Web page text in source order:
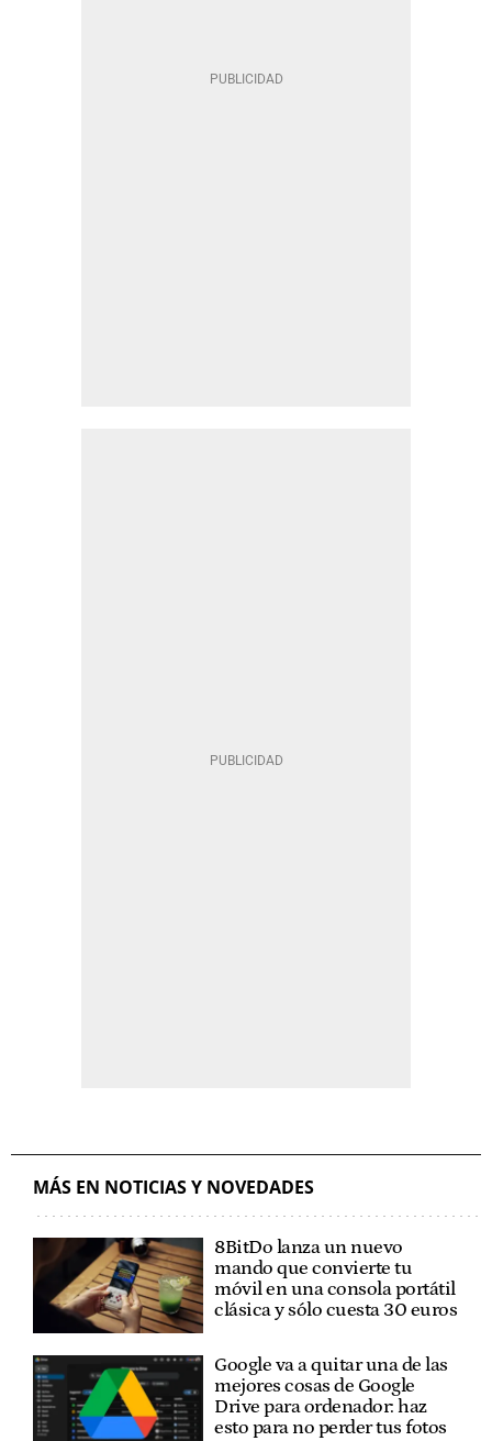
MÁS EN NOTICIAS Y NOVEDADES
8BitDo lanza un nuevo
mando que convierte tu
móvil en una consola portátil
clásica y sólo cuesta 30 euros
Google va a quitar una de las
mejores cosas de Google
Drive para ordenador: haz
esto para no perder tus fotos